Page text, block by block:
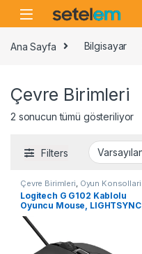
Skip to navigation
Skip to content
Ana Sayfa Bilgisayar
Çevre Birimleri
2 sonucun tümü gösteriliyor
Filters
Çevre Birimleri Oyun Konsollari
Logitech G G102 Kablolu
Oyuncu Mouse, LIGHTSYNC
RGB Aydınlatma, 8.000 DPI,
6 Programlanabilir Tuş,
Siyah